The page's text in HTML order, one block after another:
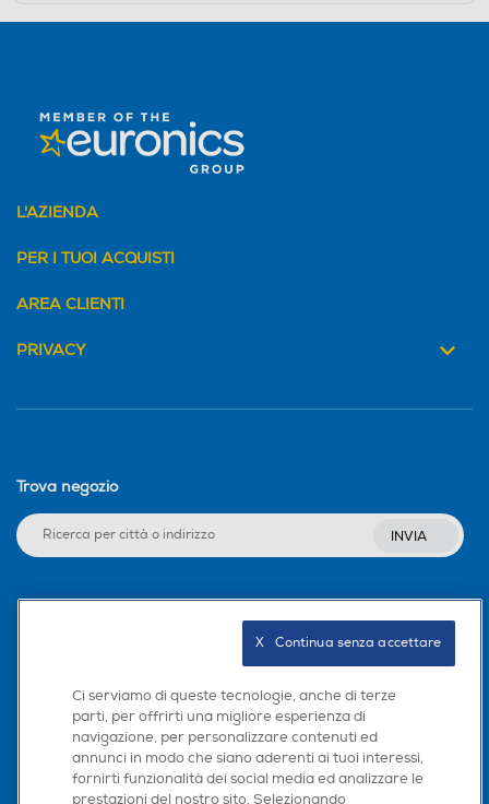
L'AZIENDA
PER I TUOI ACQUISTI
AREA CLIENTI
PRIVACY
Trova negozio
INVIA
Scarica la nostra app
Ci serviamo di queste tecnologie, anche di terze
parti, per offrirti una migliore esperienza di
navigazione, per personalizzare contenuti ed
annunci in modo che siano aderenti ai tuoi interessi,
fornirti funzionalità dei social media ed analizzare le
prestazioni del nostro sito. Selezionando
X   Continua senza accettare